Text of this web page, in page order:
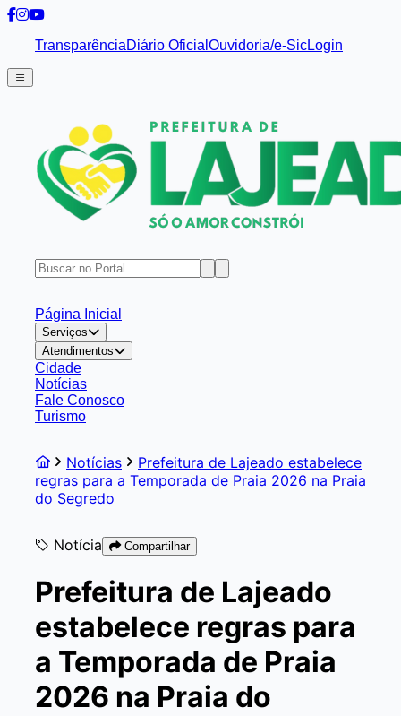
TransparênciaDiário Oficial Ouvidoria/e-SicLogin
Página Inicial
Serviços
Atendimentos
Cidade
Notícias
Fale Conosco
Turismo
Notícias
Prefeitura de Lajeado estabelece
regras para a Temporada de Praia 2026 na Praia
do Segredo
Notícia Compartilhar
Prefeitura de Lajeado
estabelece regras para
a Temporada de Praia
2026 na Praia do